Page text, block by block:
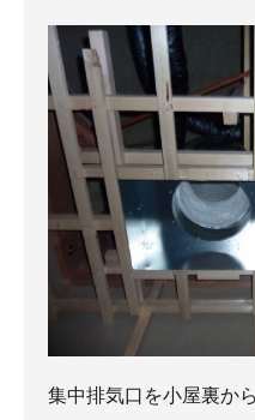
集中排気口を小屋裏か